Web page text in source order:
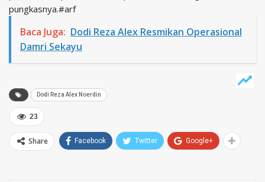
pungkasnya.#arf
Baca Juga: Dodi Reza Alex Resmikan Operasional
Damri Sekayu
Dodi Reza Alex Noerdin
23
Share Facebook Twitter Google+